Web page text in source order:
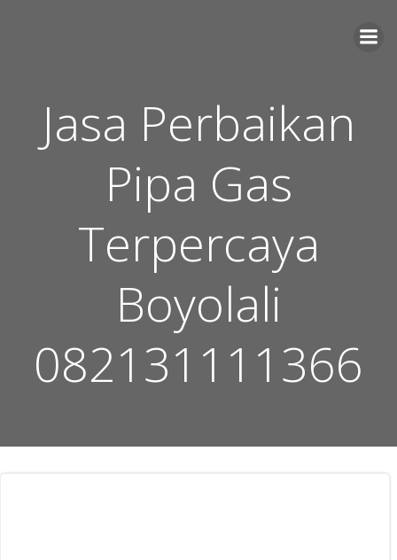
Jasa Perbaikan
Pipa Gas
Terpercaya
Boyolali
082131111366